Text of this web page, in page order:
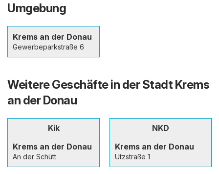
Umgebung
Krems an der Donau
Gewerbeparkstraße 6
Weitere Geschäfte in der Stadt Krems
an der Donau
Kik
Krems an der Donau
An der Schütt
NKD
Krems an der Donau
Utzstraße 1